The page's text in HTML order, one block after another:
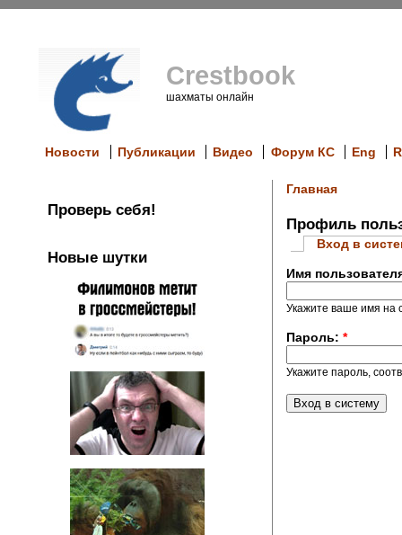
Crestbook
шахматы онлайн
Новости Публикации Видео Форум КС Eng
Проверь себя!
Новые шутки
Главная
Профиль
Вход в
Имя
Укажите ваше имя на
Пароль: *
Укажите пароль,